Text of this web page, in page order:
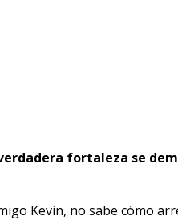
fortaleza se
Kevin, no sabe cómo